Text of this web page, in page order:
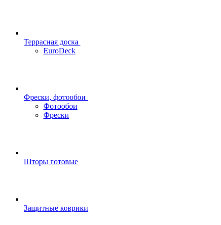
Террасная доска
EuroDeck
Фрески, фотообои
Фотообои
Фрески
Шторы готовые
Защитные коврики